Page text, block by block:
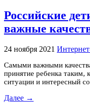
Российские
важные
24 ноября 2021
Самыми важными
принятие ребенка таким,
ситуации и интересный
Далее →